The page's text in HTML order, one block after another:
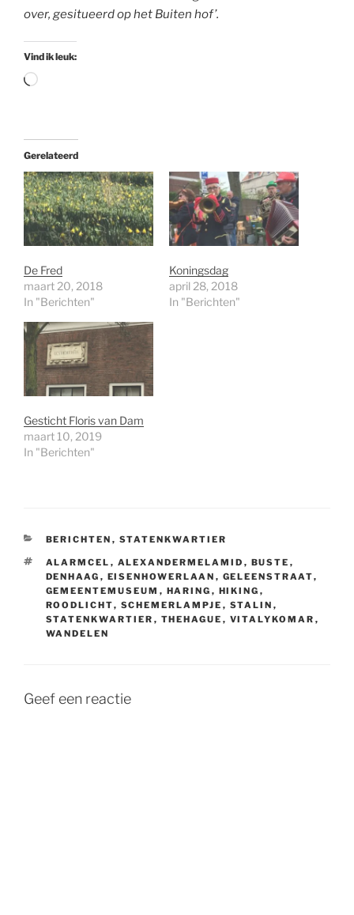
over, gesitueerd op het Buiten hof’.
Vind ik leuk:
Aan
Gerelateerd
De Fred
maart 20, 2018
In "Berichten"
Koningsdag
april 28, 2018
In "Berichten"
Gesticht Floris van Dam
maart 10, 2019
In "Berichten"
CATEGORIEËN
BERICHTEN , STATENKWARTIER
TAGS
ALARMCEL , ALEXANDERMELAMID , BUSTE ,
DENHAAG , EISENHOWERLAAN , GELEENSTRAAT,
GEMEENTEMUSEUM , HARING , HIKING ,
ROODLICHT, SCHEMERLAMPJE , STALIN ,
STATENKWARTIER , THEHAGUE , VITALYKOMAR ,
WANDELEN
Geef een reactie